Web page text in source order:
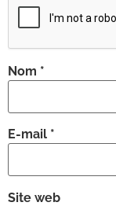
Nom *
E-mail *
Site web